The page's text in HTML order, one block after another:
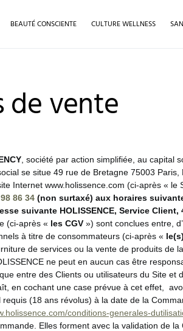
BEAUTÉ CONSCIENTE CULTURE WELLNESS
de vente
, société par action simplifiée, au
se situe 49 rue de Bretagne 75003
Internet www.holissence.com (ci-après «
86 34 (non surtaxé) aux horaires
suivante HOLISSENCE, Service
(ci-après « les CGV ») sont conclues entre,
à titre de consommateurs (ci-après «
de services ou la vente de produits de
ne peut en aucun cas être
entre des Clients ou utilisateurs du Site et
en cochant une case prévue à cet effet,
(18 ans révolus) à la date de la
conditions-generales-
Elles forment avec la validation de